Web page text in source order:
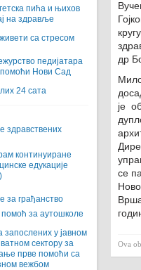
пића и њихов
на здравље
са стресом
педијатара
помоћи Нови Сад
24 сата
здравствених
континуиране
едукације
за грађанство
за аутошколе
запослених у јавном
сектору за
прве помоћи са
вежбом
др
је
се
Ova